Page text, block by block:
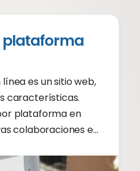
plataforma
es un sitio web,
características.
plataforma en
colaboraciones en